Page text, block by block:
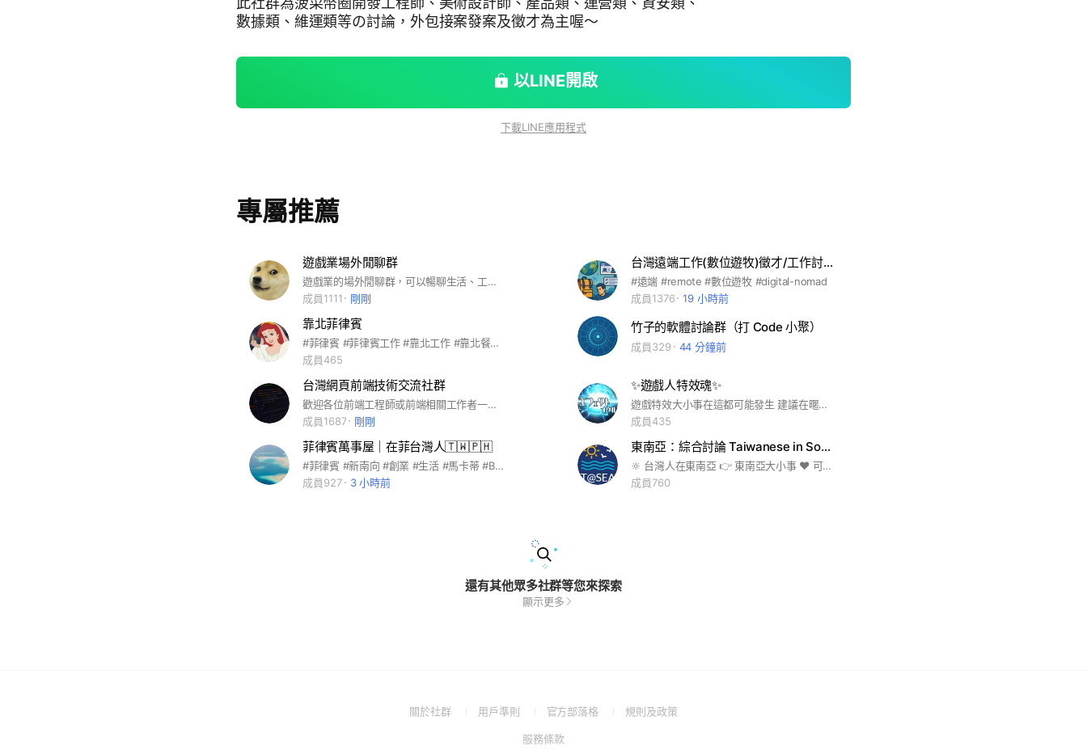
數據類、維運類等の討論，外包接案發案及徵才為主喔～
以LINE開啟
下載LINE應用程式
專屬推薦
遊戲業場外閒聊群
遊戲業的場外閒聊群，可以暢聊生活、工作與ACG相關的話題。 歡迎以下身分者加入 👉遊戲業從業人員 👉曾經的遊戲業從業人願 👉獨立遊戲開發者 👉想要踏入遊戲的學生 👉遊戲業求職者
成員1111
剛剛
台灣遠端工作(數位遊牧)徵才/工作討論
#遠端 #remote #數位遊牧 #digital-nomad
成員1376
19 小時前
靠北菲律賓
#菲律賓 #菲律賓工作 #靠北工作 #靠北餐廳 #靠北靠北
成員465
竹子的軟體討論群（打 Code 小聚）
成員329 44 分鐘前
台灣網頁前端技術交流社群
歡迎各位前端工程師或前端相關工作者一起加入聊天分享資訊。#frontend #JavaScript #css #html #React.js #Angular #Vue.js #TypeScript #node.js
成員1687
剛剛
✨遊戲人特效魂✨
遊戲特效大小事在這都可能發生 建議在暱稱前打上職稱 ex：2D特效-小明 #遊戲特效 #Unity #Unreal #AE
成員435
菲律賓萬事屋｜在菲台灣人🇹🇼🇵🇭
#菲律賓 #新南向 #創業 #生活 #馬卡蒂 #BGC #馬尼拉 #帕賽 #Makati #Pasay #Manila #Quezon #奎松 #宿霧 #Cebu #Bohol #薄荷島 #Davao #達沃 #台商
成員927
3 小時前
東南亞：綜合討論 Taiwanese in Southeast Asia (T@SEA)
🔆 台灣人在東南亞 👉 東南亞大小事 ❤ 可八卦、可尬聊、可廣告、可招聘、可靠北、可爆料、可科普、可提問 🤞 在符合 LINE 社群官方管理政策的情況下，基本上不限制言論內容，但若影響到群組運營及極度影響觀感的狀況時，管理們會出手對付； ⚠️ 招聘廣告，單日限３則內，請發佈到 "東南亞：招聘、人力銀行" 子社群； 😎 其他廣告，請勿重複刷屏的信息，單日限３則內。 #菲律賓 #柬埔寨 #泰國 #越南 #新加坡 #印尼 #馬來西亞 #緬甸
成員760
還有其他眾多社群等您來探索
顯示更多
關於社群
(Open用戶準則
(Open
a
官方部落格
(Open規則及政策(Open
服務條款(Open